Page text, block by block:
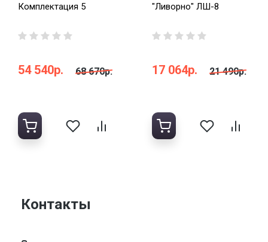
Комплектация 5
54 540р. 68 670р.
"Ливорно" ЛШ-8
17 064р. 21 490р.
Контакты